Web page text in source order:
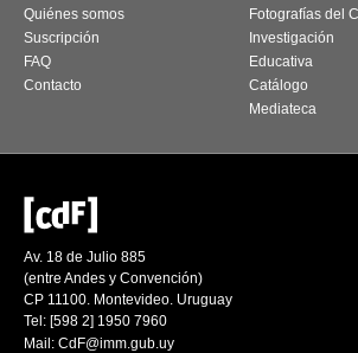
Quiénes somos
Suscripción
FAQ
Contacto
Fotografías del
Investigación
Educativa
Catálogo
Mediateca
Av. 18 de Julio 885
(entre Andes y Convención)
CP 11100. Montevideo. Uruguay
Tel: [598 2] 1950 7960
Mail: CdF@imm.gub.uy